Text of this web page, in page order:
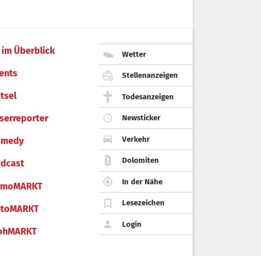
im Überblick Wetter
Stellenanzeigen
Todesanzeigen
Newsticker
Verkehr
Dolomiten
In der Nähe
Lesezeichen
Login